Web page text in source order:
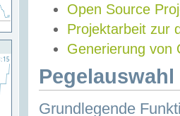
Open Source
Projektarbeit zur
Generierung von
Grundlegende